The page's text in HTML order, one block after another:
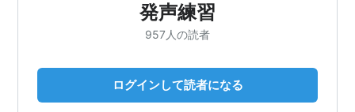
発声練習
957人の読者
ログインして読者になる